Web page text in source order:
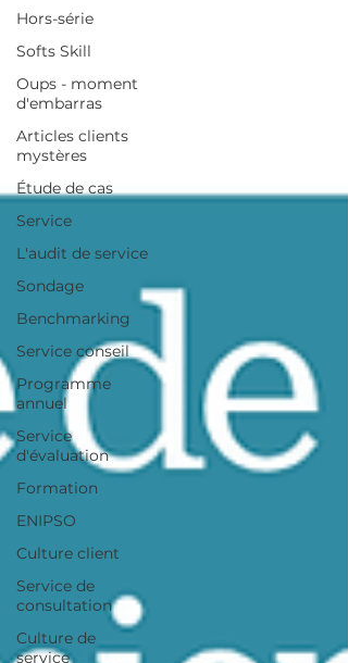
Hors-série
Softs Skill
Oups - moment
d'embarras
Articles clients
mystères
Étude de cas
Service
L'audit de service
Sondage
Benchmarking
Service conseil
Programme
annuel
Service
d'évaluation
Formation
ENIPSO
Culture client
Service de
consultation
Culture de
service